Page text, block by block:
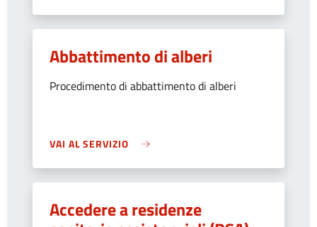
Abbattimento di alberi
Procedimento di abbattimento di alberi
VAI AL SERVIZIO
Accedere a residenze